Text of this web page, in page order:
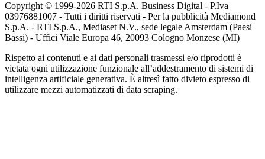
Copyright © 1999-2026 RTI S.p.A. Business Digital - P.Iva
03976881007 - Tutti i diritti riservati - Per la pubblicità Mediamond
S.p.A. - RTI S.p.A., Mediaset N.V., sede legale Amsterdam (Paesi
Bassi) - Uffici Viale Europa 46, 20093 Cologno Monzese (MI)
Rispetto ai contenuti e ai dati personali trasmessi e/o riprodotti è
vietata ogni utilizzazione funzionale all’addestramento di sistemi di
intelligenza artificiale generativa. È altresì fatto divieto espresso di
utilizzare mezzi automatizzati di data scraping.